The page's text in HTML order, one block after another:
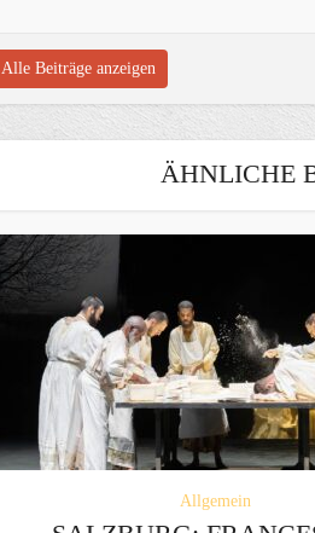
Alle Beiträge anzeigen
ÄHNLICHE
Allgemein